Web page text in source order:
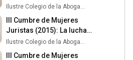
despedida
Ilustre Colegio de la Abogacía de Madrid
III Cumbre de Mujeres
Juristas (2015): La lucha
por la igualdad y la
Ilustre Colegio de la Abogacía de Madrid
III Cumbre de Mujeres